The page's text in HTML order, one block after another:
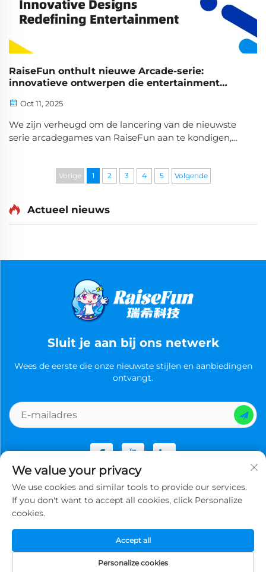
RaiseFun onthult nieuwe Arcade-serie:
innovatieve ontwerpen die entertainment
Oct 11, 2025
We zijn verheugd om de lancering van de nieuwste
serie arcadegames van RaiseFun aan te kondigen,
vergroten. Elke machine combineert innovatief
mechanismen, biedt...
Vorige 1 2 3 4 5 Volgende
Actueel nieuws
Sluit je aan bij ons netwerk
Wees de eerste die onze nieuwste stijlen en aanbiedingen
ontvangt.
Copyright © Guangzhou Ruixi Technology Co., Ltd.now All
We value your privacy
We use cookies and similar tools to provide our services.
If you don't want to accept all cookies, click Personalize
cookies.
Personalize cookies
Accept all